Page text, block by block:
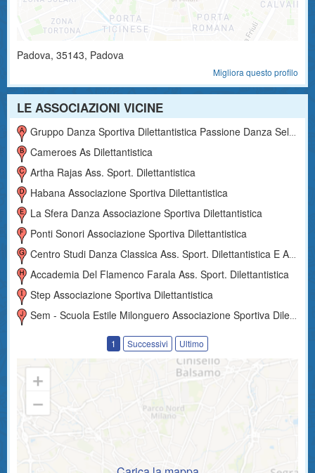
Padova, 35143, Padova
Migliora questo profilo
LE ASSOCIAZIONI VICINE
Gruppo Danza Sportiva Dilettantistica Passione Danza Selena
Cameroes As Dilettantistica
Artha Rajas Ass. Sport. Dilettantistica
Habana Associazione Sportiva Dilettantistica
La Sfera Danza Associazione Sportiva Dilettantistica
Ponti Sonori Associazione Sportiva Dilettantistica
Centro Studi Danza Classica Ass. Sport. Dilettantistica E Aps
Accademia Del Flamenco Farala Ass. Sport. Dilettantistica
Step Associazione Sportiva Dilettantistica
Sem - Scuola Estile Milonguero Associazione Sportiva Dilettantistica
1 Successivi Ultimo